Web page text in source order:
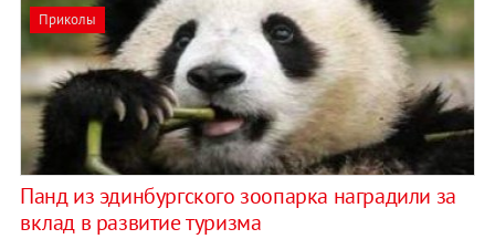
Приколы
Панд из эдинбургского зоопарка наградили за
вклад в развитие туризма